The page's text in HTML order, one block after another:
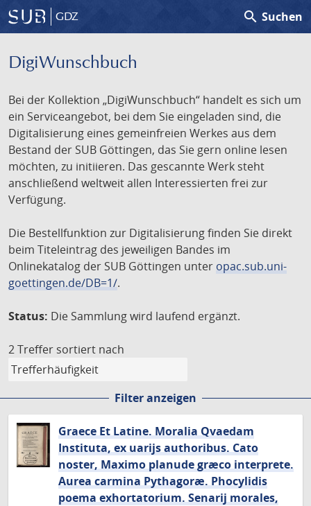
GDZ search Suchen
DigiWunschbuch
Bei der Kollektion „DigiWunschbuch“ handelt es sich um
ein Serviceangebot, bei dem Sie eingeladen sind, die
Digitalisierung eines gemeinfreien Werkes aus dem
Bestand der SUB Göttingen, das Sie gern online lesen
möchten, zu initiieren. Das gescannte Werk steht
anschließend weltweit allen Interessierten frei zur
Verfügung.
Die Bestellfunktion zur Digitalisierung finden Sie direkt
beim Titeleintrag des jeweiligen Bandes im
Onlinekatalog der SUB Göttingen unter opac.sub.uni-
goettingen.de/DB=1/.
Status: Die Sammlung wird laufend ergänzt.
2 Treffer sortiert nach
Filter anzeigen
Graece Et Latine. Moralia Qvaedam
Instituta, ex uarijs authoribus. Cato
noster, Maximo planude græco interprete.
Aurea carmina Pythagoræ. Phocylidis
poema exhortatorium. Senarij morales,